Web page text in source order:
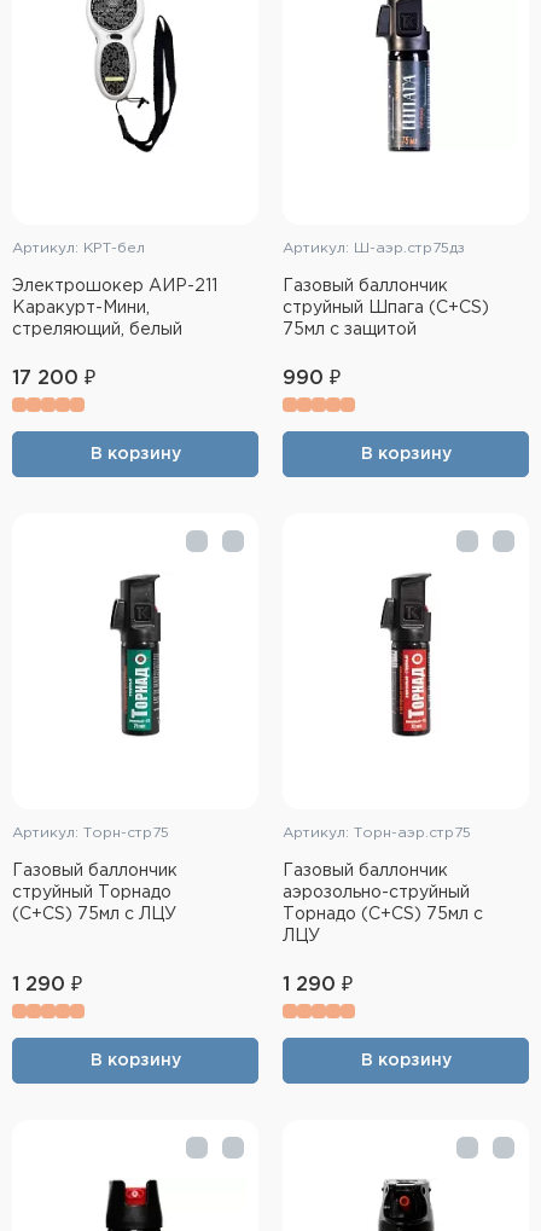
Релоадинг
Сигнальные средства
Дартс
Комплекты
Артикул: КРТ-бел
Электрошокер АИР-211
Каракурт-Мини,
стреляющий, белый
17 200 ₽
В корзину
Артикул: Ш-аэр.стр75дз
Газовый баллончик
струйный Шпага (C+CS)
75мл с защитой
990 ₽
В корзину
Артикул: Торн-стр75
Газовый баллончик
струйный Торнадо
(C+CS) 75мл с ЛЦУ
1 290 ₽
В корзину
Артикул: Торн-аэр.стр75
Газовый баллончик
аэрозольно-струйный
Торнадо (C+CS) 75мл с
ЛЦУ
1 290 ₽
В корзину